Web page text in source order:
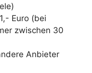
Euro (bei
zwischen 30
Anbieter